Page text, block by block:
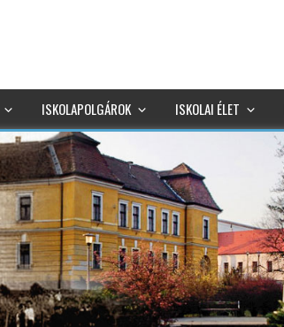
ISKOLAPOLGÁROK ISKOLAI ÉLET